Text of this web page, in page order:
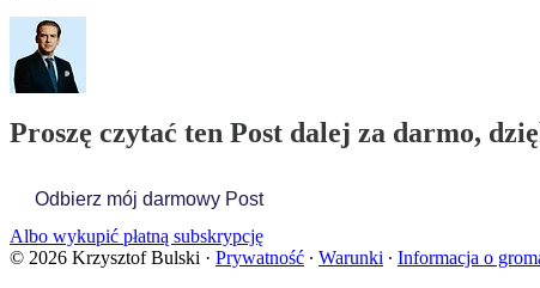
Proszę czytać ten Post dalej za darmo,
Odbierz mój darmowy Post
Albo wykupić płatną subskrypcję
© 2026 Krzysztof Bulski · Prywatność ∙ Warunki ∙ Informacja o